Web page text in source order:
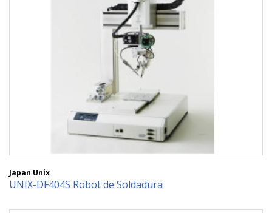
Japan Unix
UNIX-DF404S Robot de Soldadura